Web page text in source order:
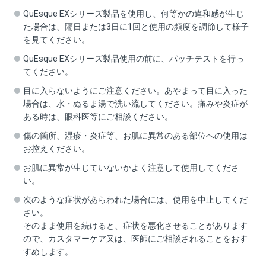
QuEsque EXシリーズ製品を使用し、何等かの違和感が生じ
た場合は、隔日または3日に1回と使用の頻度を調節して様子
を見てください。
QuEsque EXシリーズ製品使用の前に、パッチテストを行っ
てください。
目に入らないようにご注意ください。あやまって目に入った
場合は、水・ぬるま湯で洗い流してください。痛みや炎症が
ある時は、眼科医等にご相談ください。
傷の箇所、湿疹・炎症等、お肌に異常のある部位への使用は
お控えください。
お肌に異常が生じていないかよく注意して使用してくださ
い。
次のような症状があらわれた場合には、使用を中止してくだ
さい。
そのまま使用を続けると、症状を悪化させることがあります
ので、カスタマーケア又は、医師にご相談されることをおす
すめします。